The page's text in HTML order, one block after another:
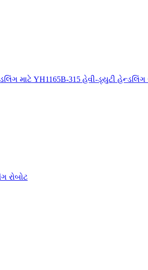
માટે YH1165B-315 હેવી-ડ્યુટી હેન્ડલિંગ
રોબોટ